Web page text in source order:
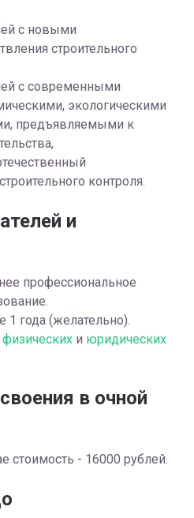
с новыми
строительного
с современными
экологическими
предъявляемыми к
контроля.
и
профессиональное
года (желательно).
физических и юридических
в очной
стоимость - 16000 рублей.